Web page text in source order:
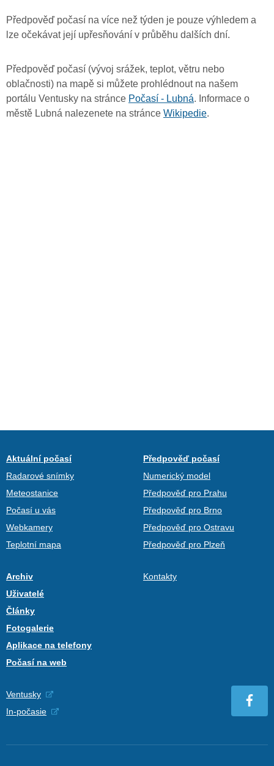
Předpověď počasí na více než týden je pouze výhledem a
lze očekávat její upřesňování v průběhu dalších dní.
Předpověď počasí (vývoj srážek, teplot, větru nebo
oblačnosti) na mapě si můžete prohlédnout na našem
portálu Ventusky na stránce Počasí - Lubná. Informace o
městě Lubná nalezenete na stránce Wikipedie.
Aktuální počasí
Radarové snímky
Meteostanice
Počasí u vás
Webkamery
Teplotní mapa
Předpověď počasí
Numerický model
Předpověď pro Prahu
Předpověď pro Brno
Předpověď pro Ostravu
Předpověď pro Plzeň
Archiv
Uživatelé
Články
Fotogalerie
Aplikace na telefony
Počasí na web
Kontakty
Ventusky
In-počasie